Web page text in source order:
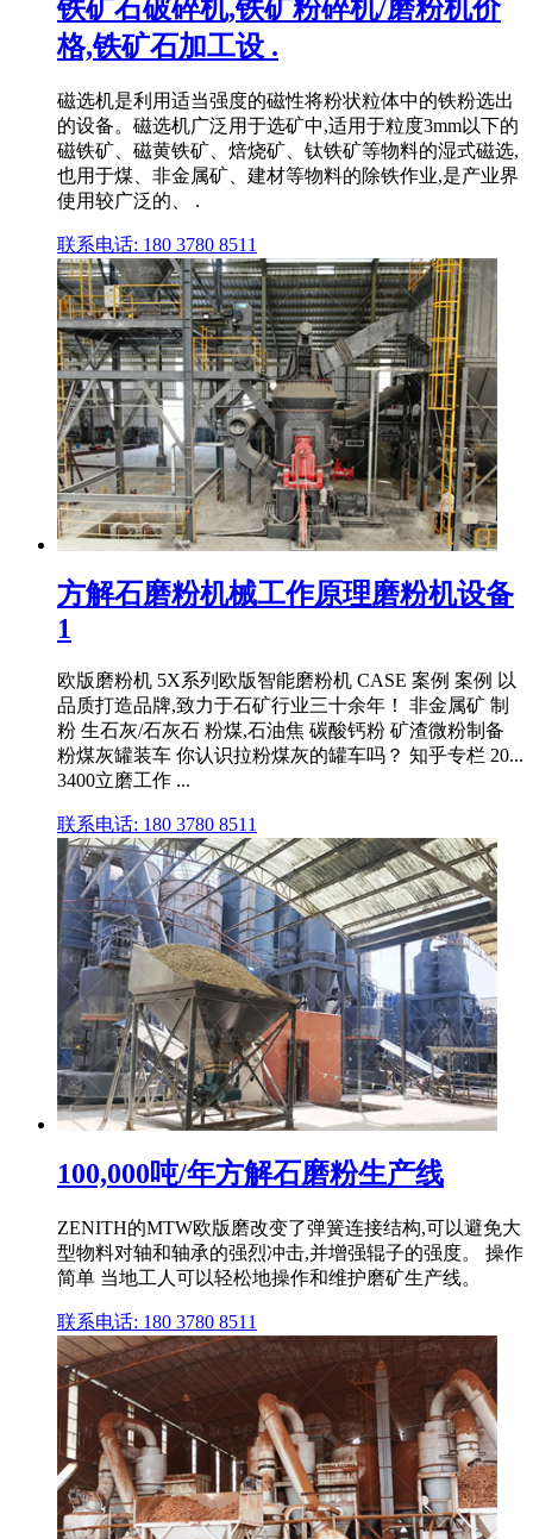
铁矿石破碎机,铁矿粉碎机/磨粉机价
格,铁矿石加工设 .
磁选机是利用适当强度的磁性将粉状粒体中的铁粉选出
的设备。磁选机广泛用于选矿中,适用于粒度3mm以下的
磁铁矿、磁黄铁矿、焙烧矿、钛铁矿等物料的湿式磁选,
也用于煤、非金属矿、建材等物料的除铁作业,是产业界
使用较广泛的、 .
联系电话: 180 3780 8511
方解石磨粉机械工作原理磨粉机设备
1
欧版磨粉机 5X系列欧版智能磨粉机 CASE 案例 案例 以
品质打造品牌,致力于石矿行业三十余年！ 非金属矿 制
粉 生石灰/石灰石 粉煤,石油焦 碳酸钙粉 矿渣微粉制备
粉煤灰罐装车 你认识拉粉煤灰的罐车吗？ 知乎专栏 20...
3400立磨工作 ...
联系电话: 180 3780 8511
100,000吨/年方解石磨粉生产线
ZENITH的MTW欧版磨改变了弹簧连接结构,可以避免大
型物料对轴和轴承的强烈冲击,并增强辊子的强度。 操作
简单 当地工人可以轻松地操作和维护磨矿生产线。
联系电话: 180 3780 8511